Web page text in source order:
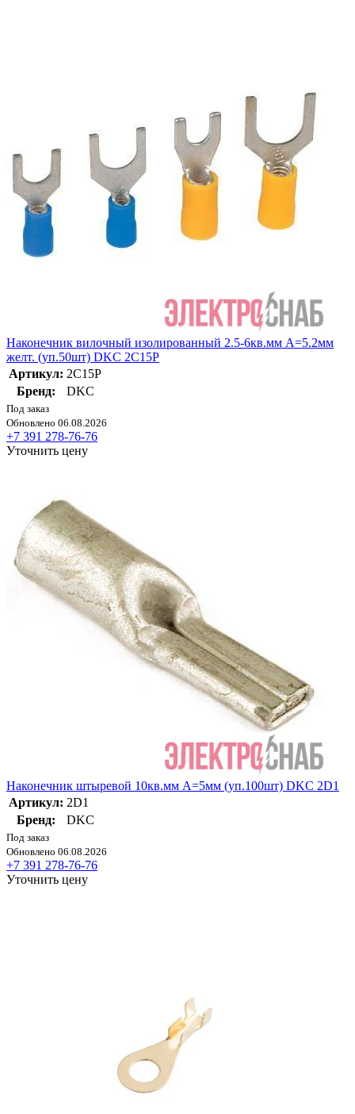
Наконечник вилочный изолированный 2.5-6кв.мм А=5.2мм
желт. (уп.50шт) DKC 2C15P
Артикул: 2C15P
Бренд:
DKC
Под заказ
Обновлено 06.08.2026
+7 391 278-76-76
Уточнить цену
Наконечник штыревой 10кв.мм А=5мм (уп.100шт) DKC 2D1
Артикул: 2D1
Бренд:
DKC
Под заказ
Обновлено 06.08.2026
+7 391 278-76-76
Уточнить цену